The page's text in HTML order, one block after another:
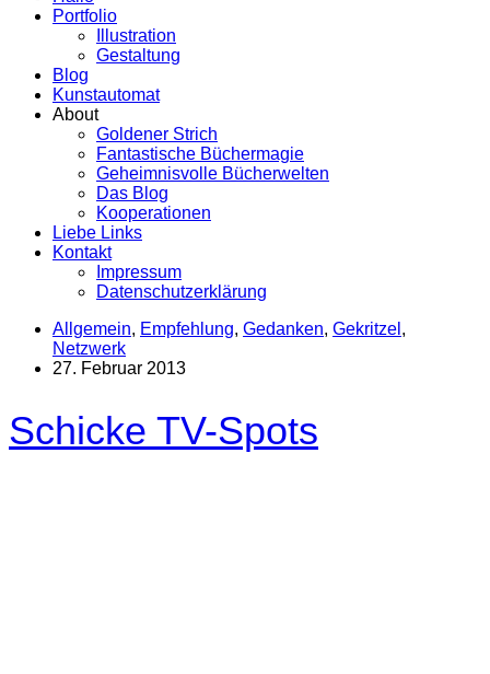
Portfolio
Illustration
Gestaltung
Blog
Kunstautomat
About
Goldener Strich
Fantastische Büchermagie
Geheimnisvolle Bücherwelten
Das Blog
Kooperationen
Liebe Links
Kontakt
Impressum
Datenschutzerklärung
Allgemein, Empfehlung, Gedanken, Gekritzel ,
Netzwerk
27. Februar 2013
Schicke TV-Spots